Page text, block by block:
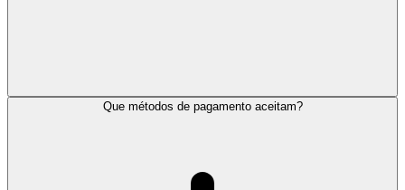
Que métodos de pagamento aceitam?